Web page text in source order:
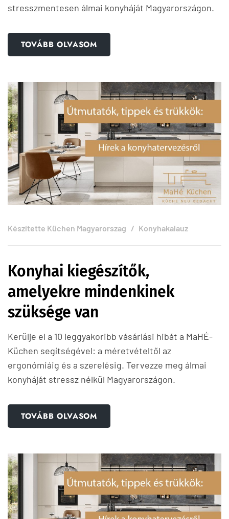
stresszmentesen álmai konyháját Magyarországon.
TOVÁBB OLVASOM
Készítette Küchen Magyarorszag Konyhakalauz
Konyhai kiegészítők,
amelyekre mindenkinek
szüksége van
Kerülje el a 10 leggyakoribb vásárlási hibát a MaHÉ-
Küchen segítségével: a méretvételtől az
ergonómiáig és a szerelésig. Tervezze meg álmai
konyháját stressz nélkül Magyarországon.
TOVÁBB OLVASOM